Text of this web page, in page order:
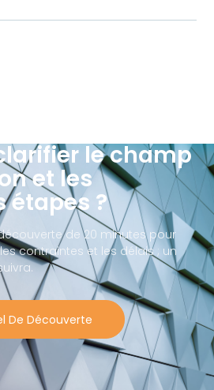
le champ
et les
étapes ?
de 20 minutes pour
contraintes et les délais ; un
De Découverte